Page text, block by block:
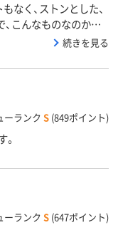
なく、ストンとした、
こんなものなのかな
入れれるような内ポケ
続きを見る
ーランク S (849ポイント)
ーランク S (647ポイント)